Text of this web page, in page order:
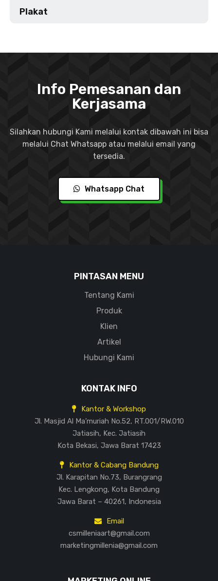
Plakat
Info Pemesanan dan
Kerjasama
Silahkan hubungi Kami melalui kontak dibawah ini bisa
melalui Chat Whatsapp atau melalui email yang
tersedia.
Whatsapp Chat
PINTASAN MENU
Tentang Kami
Produk
Klien
Artikel
Hubungi Kami
KONTAK INFO
Kantor & Workshop
Jl. Masjid Al Ma’muriah No.52, RT.001/RW.010
Jatiasih, Kec. Jatiasih
Kota Bekasi, Jawa Barat 17423
Kantor & Cabang Bandung
Jl. Karapitan No.73, Burangrang
Kec. Lengkong, Kota Bandung
Jawa Barat – 40261, Indonesia
Email
csmilleniaart@gmail.com
marketingmillenia@gmail.com